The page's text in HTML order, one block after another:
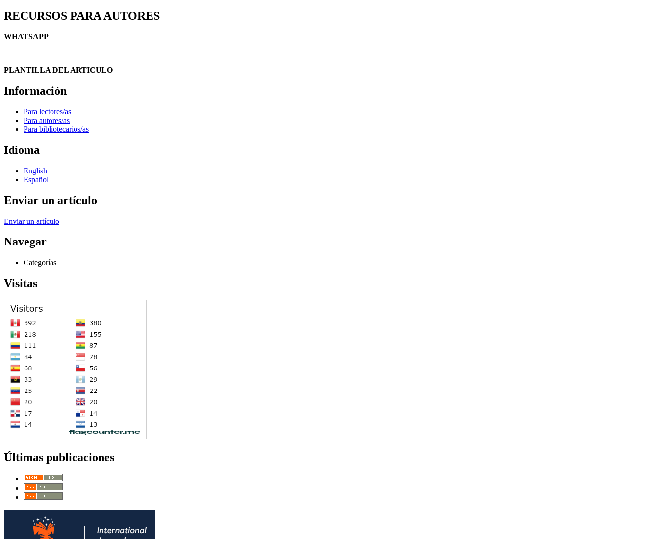
RECURSOS PARA AUTORES
WHATSAPP
PLANTILLA DEL ARTICULO
Información
Para lectores/as
Para autores/as
Para bibliotecarios/as
Idioma
English
Español
Enviar un artículo
Enviar un artículo
Navegar
Categorías
Visitas
Últimas publicaciones